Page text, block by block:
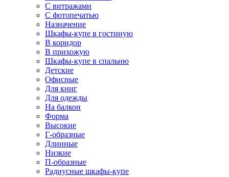
С витражами
С фотопечатью
Назначение
Шкафы-купе в гостиную
В коридор
В прихожую
Шкафы-купе в спальню
Детские
Офисные
Для книг
Для одежды
На балкон
Форма
Высокие
Г-образные
Длинные
Низкие
П-образные
Радиусные шкафы-купе